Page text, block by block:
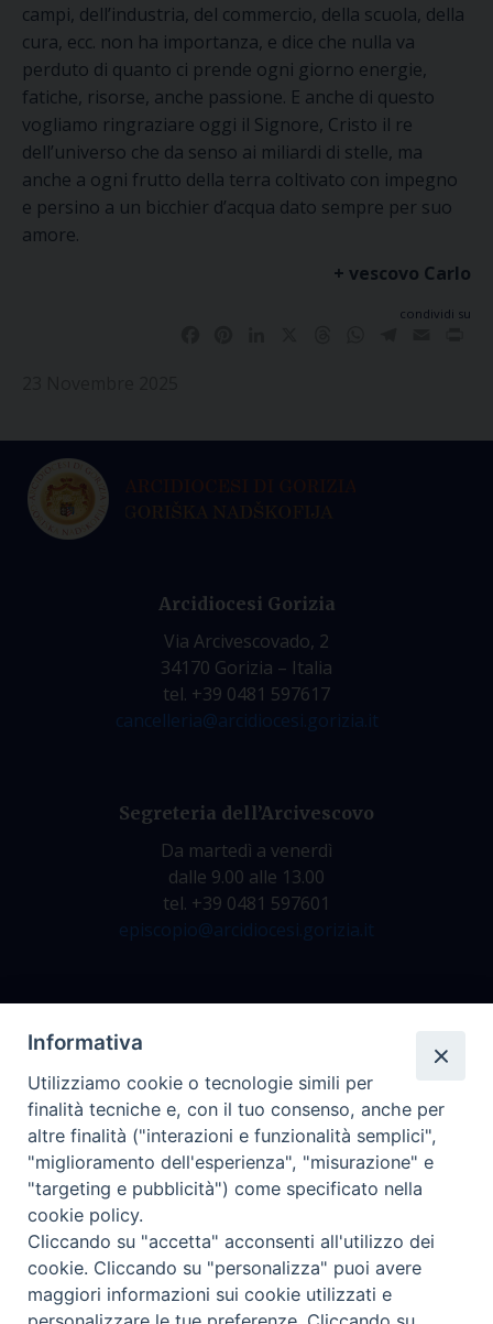
campi, dell’industria, del commercio, della scuola, della
cura, ecc. non ha importanza, e dice che nulla va
perduto di quanto ci prende ogni giorno energie,
fatiche, risorse, anche passione. E anche di questo
vogliamo ringraziare oggi il Signore, Cristo il re
dell’universo che da senso ai miliardi di stelle, ma
anche a ogni frutto della terra coltivato con impegno
e persino a un bicchier d’acqua dato sempre per suo
amore.
+ vescovo Carlo
condividi su
Arcidiocesi Gorizia
Via Arcivescovado, 2
34170 Gorizia – Italia
tel. +39 0481 597617
cancelleria@arcidiocesi.gorizia.it
Segreteria dell’Arcivescovo
Da martedì a venerdì
dalle 9.00 alle 13.00
tel. +39 0481 597601
episcopio@arcidiocesi.gorizia.it
dalle 9.00 alle 12.30
tel. +39 0481 597628
archivio@arcidiocesi.gorizia.it
Ufficio Comunicazioni Sociali
tel. +39 0481 531663
ucs@arcidiocesi.gorizia.it
Informativa
Utilizziamo cookie o tecnologie simili per
finalità tecniche e, con il tuo consenso, anche per
altre finalità ("interazioni e funzionalità semplici",
"miglioramento dell'esperienza", "misurazione" e
"targeting e pubblicità") come specificato nella
cookie policy.
Cliccando su "accetta" acconsenti all'utilizzo dei
cookie. Cliccando su "personalizza" puoi avere
maggiori informazioni sui cookie utilizzati e